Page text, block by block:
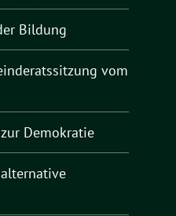
Bildung
vom
Demokratie
alternative